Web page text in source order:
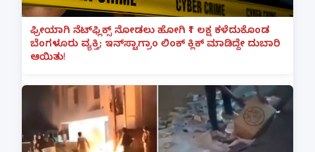
ಫ್ರೀಯಾಗಿ ನೆಟ್‌ಫ್ಲಿಕ್ಸ್ ನೋಡಲು ಹೋಗಿ ₹1 ಲಕ್ಷ ಕಳೆದುಕೊಂಡ
ಬೆಂಗಳೂರು ವ್ಯಕ್ತಿ; ಇನ್‌ಸ್ಟಾಗ್ರಾಂ ಲಿಂಕ್ ಕ್ಲಿಕ್ ಮಾಡಿದ್ದೇ ದುಬಾರಿ
ಆಯಿತು!